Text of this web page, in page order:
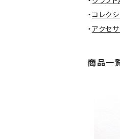
・コレク
・アクセ
商品一
水色